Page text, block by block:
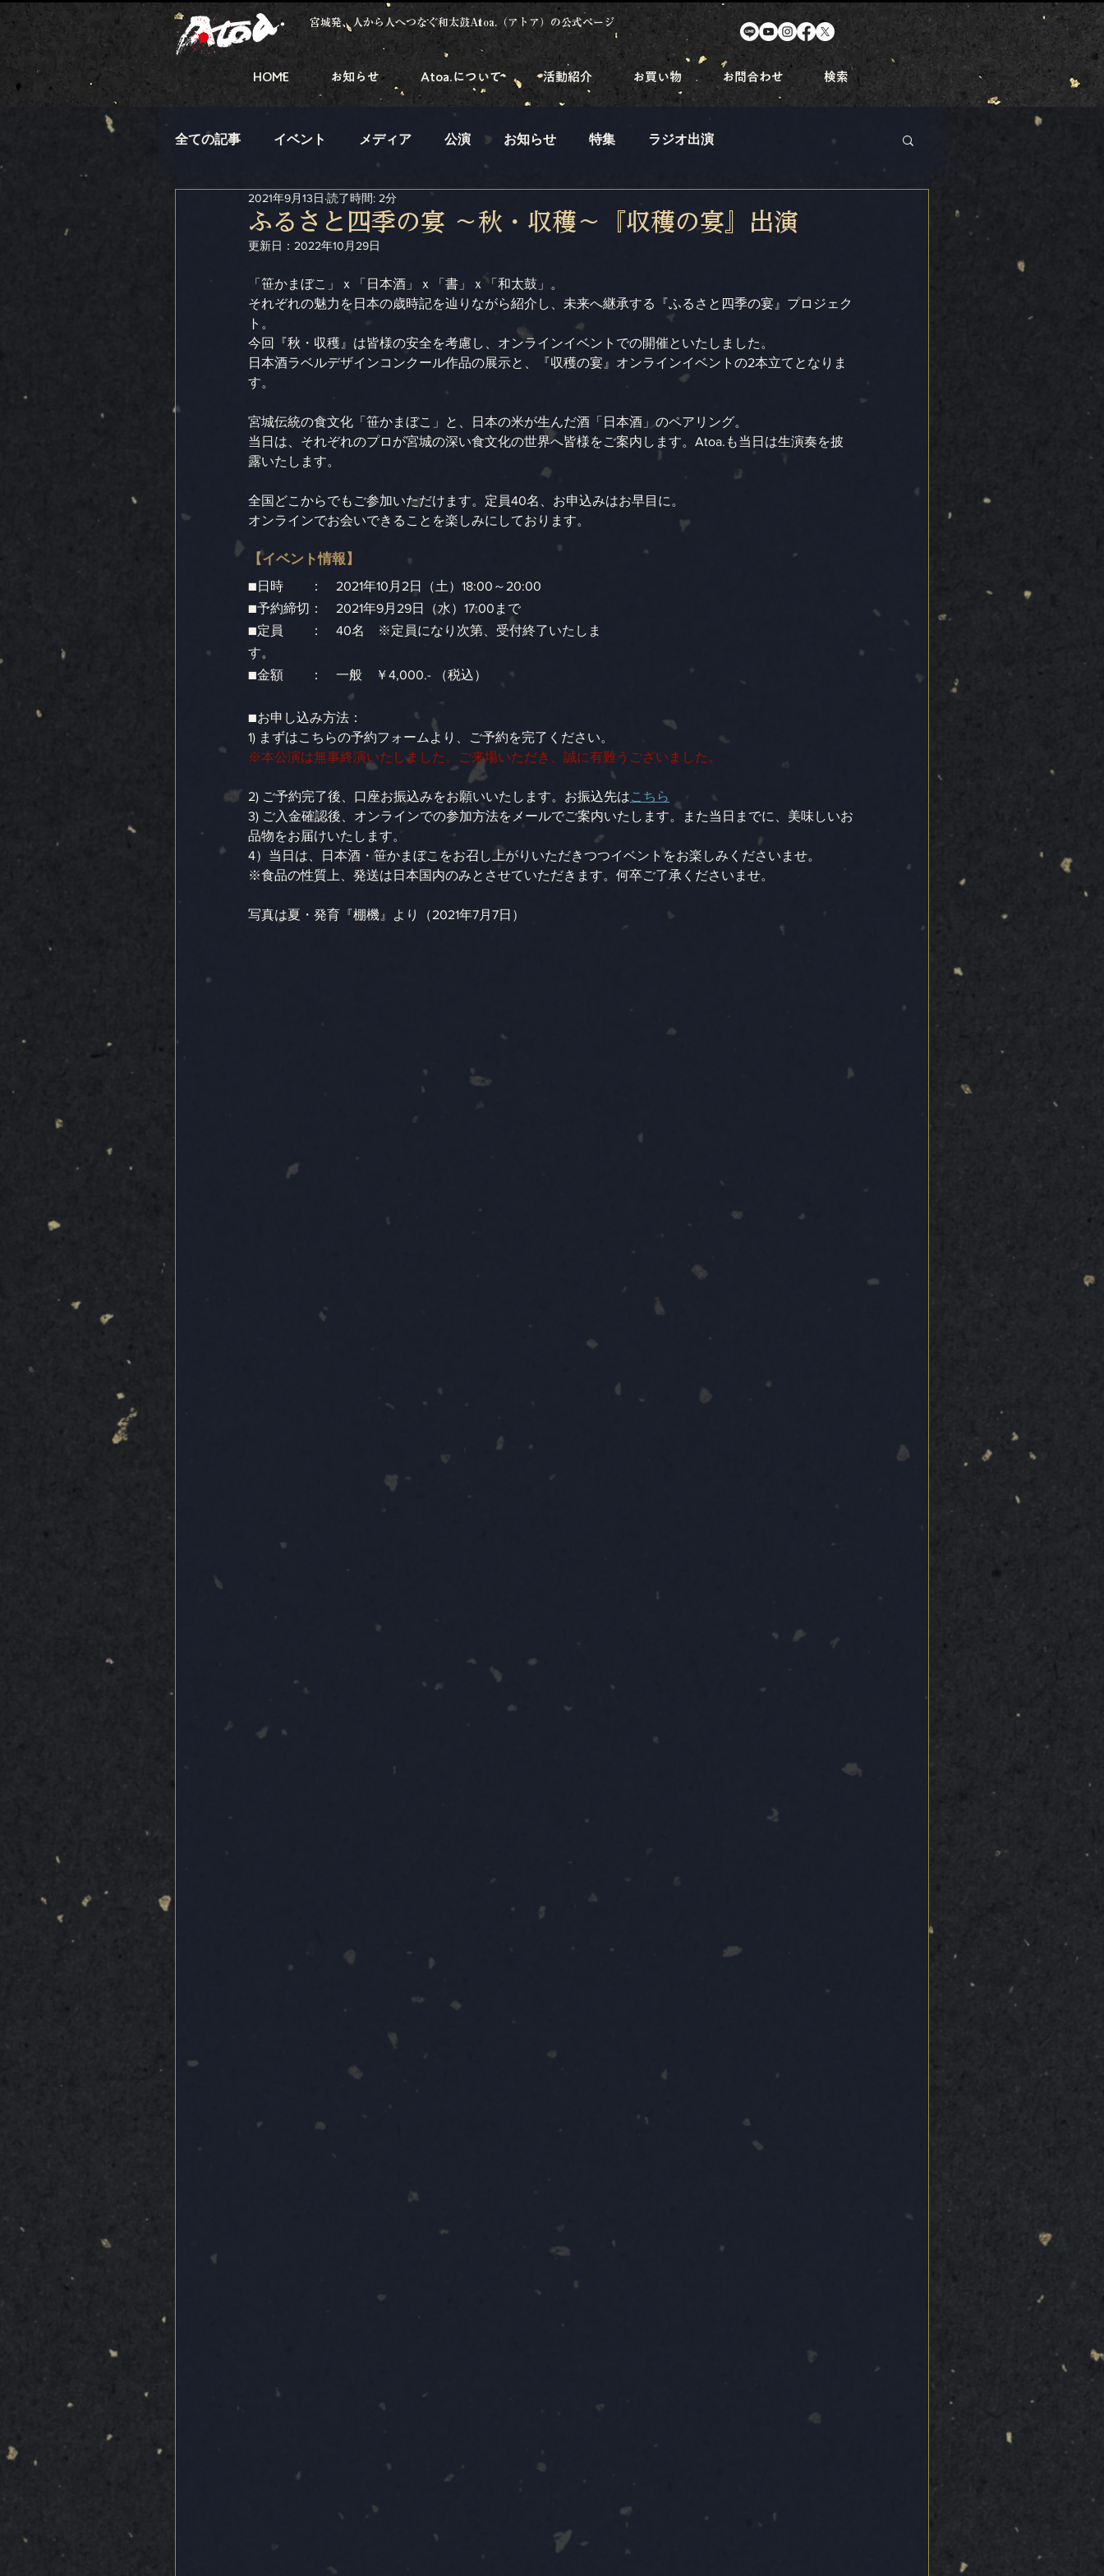
宮城発、人から人へつなぐ和太鼓Atoa.（アトア）の公式ページ
HOME お知らせ Atoa.について 活動紹介 お買い物 お問合わせ 検索
全ての記事 イベント メディア 公演 お知らせ 特集 ラジオ出演
ふるさと四季の宴 ～秋・収穫～『収穫の宴』出演
2021年9月13日 読了時間: 2分
更新日： 2022年10月29日
「笹かまぼこ」ｘ「日本酒」ｘ「書」ｘ「和太鼓」。
それぞれの魅力を日本の歳時記を辿りながら紹介し、未来へ継承する『ふるさと四季の宴』プロジェク
ト。
今回『秋・収穫』は皆様の安全を考慮し、オンラインイベントでの開催といたしました。
日本酒ラベルデザインコンクール作品の展示と、『収穫の宴』オンラインイベントの2本立てとなりま
す。
宮城伝統の食文化「笹かまぼこ」と、日本の米が生んだ酒「日本酒」のペアリング。
当日は、それぞれのプロが宮城の深い食文化の世界へ皆様をご案内します。Atoa.も当日は生演奏を披
露いたします。
全国どこからでもご参加いただけます。定員40名、お申込みはお早目に。
オンラインでお会いできることを楽しみにしております。
【イベント情報】
■日時　　：　2021年10月2日（土）18:00～20:00
■予約締切：　2021年9月29日（水）17:00まで
■定員　　：　40名　※定員になり次第、受付終了いたしま
す。
■金額　　：　一般　￥4,000.- （税込）
■お申し込み方法：
1) まずはこちらの予約フォームより、ご予約を完了ください。
※本公演は無事終演いたしました。ご来場いただき、誠に有難うございました。
2) ご予約完了後、口座お振込みをお願いいたします。お振込先はこちら
3) ご入金確認後、オンラインでの参加方法をメールでご案内いたします。また当日までに、美味しいお
品物をお届けいたします。
4）当日は、日本酒・笹かまぼこをお召し上がりいただきつつイベントをお楽しみくださいませ。
※食品の性質上、発送は日本国内のみとさせていただきます。何卒ご了承くださいませ。
写真は夏・発育『棚機』より（2021年7月7日）